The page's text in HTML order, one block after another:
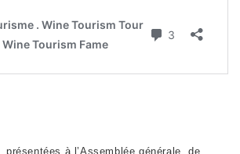
à l’Assemblée générale de